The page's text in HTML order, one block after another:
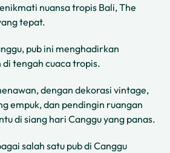
nuansa tropis Bali, The
tepat.
pub ini menghadirkan
tengah cuaca tropis.
dengan dekorasi vintage,
empuk, dan pendingin ruangan
di siang hari Canggu yang panas.
salah satu pub di Canggu